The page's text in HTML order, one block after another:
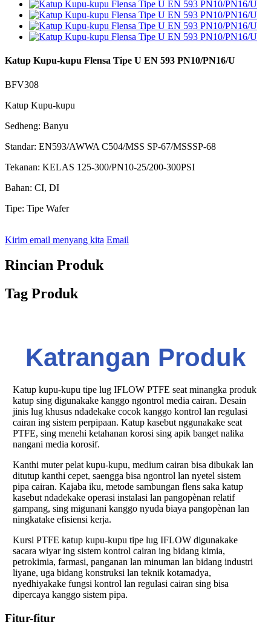
Katup Kupu-kupu Flensa Tipe U EN 593 PN10/PN16/U
BFV308
Katup Kupu-kupu
Sedheng: Banyu
Standar: EN593/AWWA C504/MSS SP-67/MSSSP-68
Tekanan: KELAS 125-300/PN10-25/200-300PSI
Bahan: CI, DI
Tipe: Tipe Wafer
Kirim email menyang kita Email
Rincian Produk
Tag Produk
Katrangan Produk
Katup kupu-kupu tipe lug IFLOW PTFE seat minangka produk
katup sing digunakake kanggo ngontrol media cairan. Desain
jinis lug khusus ndadekake cocok kanggo kontrol lan regulasi
cairan ing sistem perpipaan. Katup kasebut nggunakake seat
PTFE, sing menehi ketahanan korosi sing apik banget nalika
nangani media korosif.
Kanthi muter pelat kupu-kupu, medium cairan bisa dibukak lan
ditutup kanthi cepet, saengga bisa ngontrol lan nyetel sistem
pipa cairan. Kajaba iku, metode sambungan flens saka katup
kasebut ndadekake operasi instalasi lan pangopènan relatif
gampang, sing migunani kanggo nyuda biaya pangopènan lan
ningkatake efisiensi kerja.
Kursi PTFE katup kupu-kupu tipe lug IFLOW digunakake
sacara wiyar ing sistem kontrol cairan ing bidang kimia,
petrokimia, farmasi, panganan lan minuman lan bidang industri
liyane, uga bidang konstruksi lan teknik kotamadya,
nyedhiyakake fungsi kontrol lan regulasi cairan sing bisa
dipercaya kanggo sistem pipa.
Fitur-fitur